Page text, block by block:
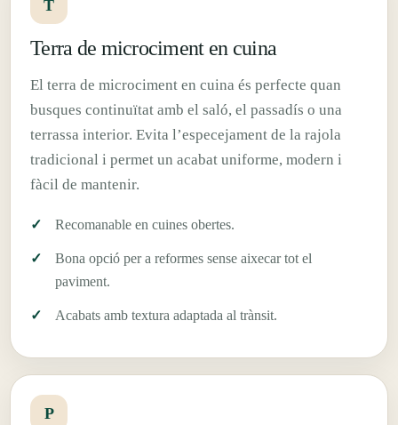
T
Terra de microciment en cuina
El terra de microciment en cuina és perfecte quan
busques continuïtat amb el saló, el passadís o una
terrassa interior. Evita l’especejament de la rajola
tradicional i permet un acabat uniforme, modern i
fàcil de mantenir.
Recomanable en cuines obertes.
Bona opció per a reformes sense aixecar tot el
paviment.
Acabats amb textura adaptada al trànsit.
P